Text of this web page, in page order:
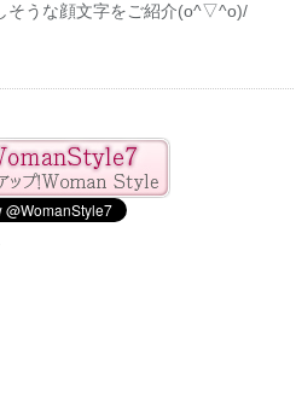
そうな顔文字をご紹介(o^▽^o)/